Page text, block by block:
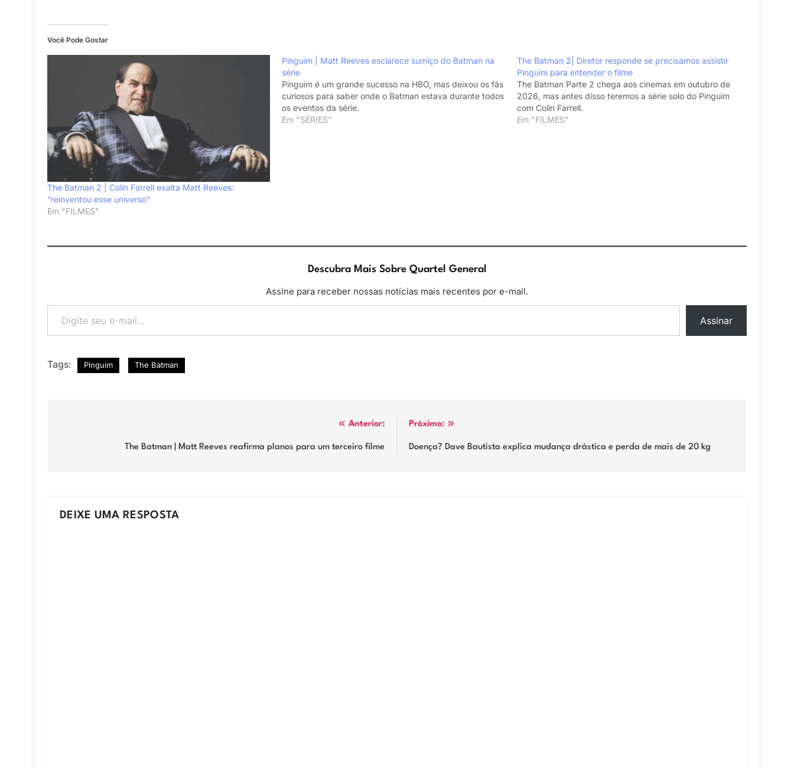
Você Pode Gostar
The Batman 2 | Colin Farrell exalta Matt Reeves:
“reinventou esse universo”
Em "FILMES"
Pinguim | Matt Reeves esclarece sumiço do Batman na
série
Pinguim é um grande sucesso na HBO, mas deixou os fãs
curiosos para saber onde o Batman estava durante todos
os eventos da série.
Em "SÉRIES"
The Batman 2| Diretor responde se precisamos assistir
Pinguim para entender o filme
The Batman Parte 2 chega aos cinemas em outubro de
2026, mas antes disso teremos a série solo do Pinguim
com Colin Farrell.
Em "FILMES"
Descubra Mais Sobre Quartel General
Assine para receber nossas notícias mais recentes por e-mail.
Digite seu e-mail…
Assinar
Tags: Pinguim The Batman
Anterior:
The Batman | Matt Reeves reafirma planos para um terceiro filme
Próximo:
Doença? Dave Bautista explica mudança drástica e perda de mais de 20 kg
DEIXE UMA RESPOSTA